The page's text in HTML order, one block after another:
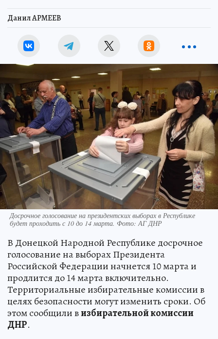
Данил АРМЕЕВ
Досрочное голосование на президентских выборах в Республике
будет проходить с 10 до 14 марта. Фото: АГ ДНР
В Донецкой Народной Республике досрочное
голосование на выборах Президента
Российской Федерации начнется 10 марта и
продлится до 14 марта включительно.
Территориальные избирательные комиссии в
целях безопасности могут изменить сроки. Об
этом сообщили визбирательной комиссии
ДНР.